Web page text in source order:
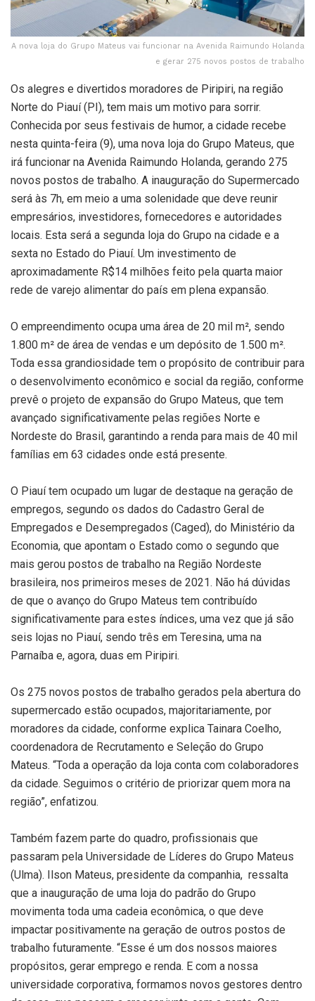
A nova loja do Grupo Mateus vai funcionar na Avenida Raimundo Holanda
e gerar 275 novos postos de trabalho
Os alegres e divertidos moradores de Piripiri, na região
Norte do Piauí (PI), tem mais um motivo para sorrir.
Conhecida por seus festivais de humor, a cidade recebe
nesta quinta-feira (9), uma nova loja do Grupo Mateus, que
irá funcionar na Avenida Raimundo Holanda, gerando 275
novos postos de trabalho. A inauguração do Supermercado
será às 7h, em meio a uma solenidade que deve reunir
empresários, investidores, fornecedores e autoridades
locais. Esta será a segunda loja do Grupo na cidade e a
sexta no Estado do Piauí. Um investimento de
aproximadamente R$14 milhões feito pela quarta maior
rede de varejo alimentar do país em plena expansão.
O empreendimento ocupa uma área de 20 mil m², sendo
1.800 m² de área de vendas e um depósito de 1.500 m².
Toda essa grandiosidade tem o propósito de contribuir para
o desenvolvimento econômico e social da região, conforme
prevê o projeto de expansão do Grupo Mateus, que tem
avançado significativamente pelas regiões Norte e
Nordeste do Brasil, garantindo a renda para mais de 40 mil
famílias em 63 cidades onde está presente.
O Piauí tem ocupado um lugar de destaque na geração de
empregos, segundo os dados do Cadastro Geral de
Empregados e Desempregados (Caged), do Ministério da
Economia, que apontam o Estado como o segundo que
mais gerou postos de trabalho na Região Nordeste
brasileira, nos primeiros meses de 2021. Não há dúvidas
de que o avanço do Grupo Mateus tem contribuído
significativamente para estes índices, uma vez que já são
seis lojas no Piauí, sendo três em Teresina, uma na
Parnaíba e, agora, duas em Piripiri.
Os 275 novos postos de trabalho gerados pela abertura do
supermercado estão ocupados, majoritariamente, por
moradores da cidade, conforme explica Tainara Coelho,
coordenadora de Recrutamento e Seleção do Grupo
Mateus. “Toda a operação da loja conta com colaboradores
da cidade. Seguimos o critério de priorizar quem mora na
região”, enfatizou.
Também fazem parte do quadro, profissionais que
passaram pela Universidade de Líderes do Grupo Mateus
(Ulma). Ilson Mateus, presidente da companhia, ressalta
que a inauguração de uma loja do padrão do Grupo
movimenta toda uma cadeia econômica, o que deve
impactar positivamente na geração de outros postos de
trabalho futuramente. “Esse é um dos nossos maiores
propósitos, gerar emprego e renda. E com a nossa
universidade corporativa, formamos novos gestores dentro